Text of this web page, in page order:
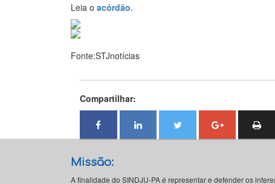
Leia o acórdão.
Fonte:STJnotícias
Compartilhar:
Missão:
A finalidade do SINDJU-PA é representar e defender os